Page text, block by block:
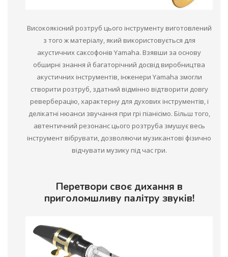
Високоякісний розтруб цього інструменту виготовлений
з того ж матеріалу, який використовується для
акустичних саксофонів Yamaha. Взявши за основу
обширні знання й багаторічний досвід виробництва
акустичних інструментів, інженери Yamaha змогли
створити розтруб, здатний відмінно відтворити довгу
реверберацію, характерну для духових інструментів, і
делікатні нюанси звучання при грі піанісімо. Більш того,
автентичний резонанс цього розтруба змушує весь
інструмент вібрувати, дозволяючи музикантові фізично
відчувати музику під час гри.
Перетвори своє дихання в
приголомшливу палітру звуків!